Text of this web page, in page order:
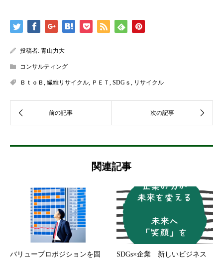
投稿者: 青山力大
コンサルティング
ＢｔｏＢ , 繊維リサイクル, ＰＥＴ , SDGｓ , リサイクル
関連記事
バリュープロポジションを固
SDGs×企業 新しいビジネス